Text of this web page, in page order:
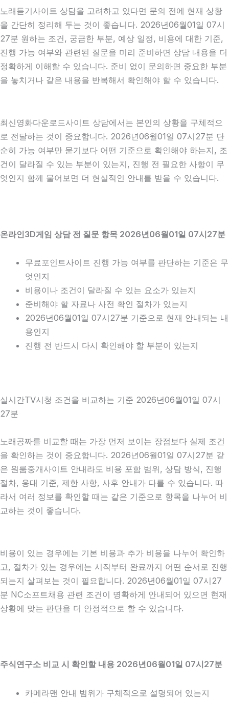
노래듣기사이트 상담을 고려하고 있다면 문의 전에 현재 상황
을 간단히 정리해 두는 것이 좋습니다. 2026년06월01일 07시
27분 원하는 조건, 궁금한 부분, 예상 일정, 비용에 대한 기준,
진행 가능 여부와 관련된 질문을 미리 준비하면 상담 내용을 더
정확하게 이해할 수 있습니다. 준비 없이 문의하면 중요한 부분
을 놓치거나 같은 내용을 반복해서 확인해야 할 수 있습니다.
최신영화다운로드사이트 상담에서는 본인의 상황을 구체적으
로 전달하는 것이 중요합니다. 2026년06월01일 07시27분 단
순히 가능 여부만 묻기보다 어떤 기준으로 확인해야 하는지, 조
건이 달라질 수 있는 부분이 있는지, 진행 전 필요한 사항이 무
엇인지 함께 물어보면 더 현실적인 안내를 받을 수 있습니다.
온라인3D게임 상담 전 질문 항목 2026년06월01일 07시27분
무료포인트사이트 진행 가능 여부를 판단하는 기준은 무
엇인지
비용이나 조건이 달라질 수 있는 요소가 있는지
준비해야 할 자료나 사전 확인 절차가 있는지
2026년06월01일 07시27분 기준으로 현재 안내되는 내
용인지
진행 전 반드시 다시 확인해야 할 부분이 있는지
실시간TV시청 조건을 비교하는 기준 2026년06월01일 07시
27분
노래공짜를 비교할 때는 가장 먼저 보이는 장점보다 실제 조건
을 확인하는 것이 중요합니다. 2026년06월01일 07시27분 같
은 원룸중개사이트 안내라도 비용 포함 범위, 상담 방식, 진행
절차, 응대 기준, 제한 사항, 사후 안내가 다를 수 있습니다. 따
라서 여러 정보를 확인할 때는 같은 기준으로 항목을 나누어 비
교하는 것이 좋습니다.
비용이 있는 경우에는 기본 비용과 추가 비용을 나누어 확인하
고, 절차가 있는 경우에는 시작부터 완료까지 어떤 순서로 진행
되는지 살펴보는 것이 필요합니다. 2026년06월01일 07시27
분 NC소프트채용 관련 조건이 명확하게 안내되어 있으면 현재
상황에 맞는 판단을 더 안정적으로 할 수 있습니다.
주식연구소 비교 시 확인할 내용 2026년06월01일 07시27분
카메라맨 안내 범위가 구체적으로 설명되어 있는지